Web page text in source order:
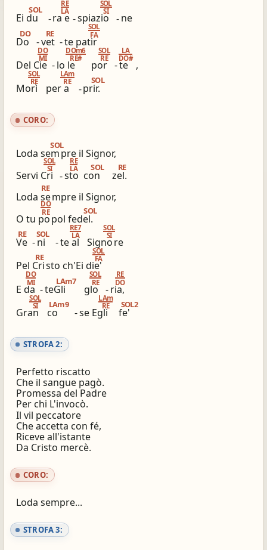
library_books
Simili altri innari
ios_share
Ei du
SOL
-ra e
RE
LA
-spiazio
SOL
SI
-ne
Do
DO
-vet
RE
-te patir
SOL
FA
Del Cie
DO
MI
-lo le
DOm6
RE#
por
SOL
RE
-te
LA
DO#
,
Morì
SOL
RE
per a
LAm
RE
-prir.
SOL
CORO:
Loda sem
SOL
pre il Signor,
Servi Cri
SOL
SI
-sto
RE
LA
con
SOL
zel.
RE
Loda se
RE
mpre il Signor,
O tu po
DO
RE
pol fedel.
SOL
Ve
RE
-ni
SOL
-te al
RE7
LA
Signo
SOL
SI
re
Pel Cri
RE
sto ch'Ei die'
SOL
FA
E da
DO
MI
-teGli
LAm7
glo
SOL
RE
-ria,
RE
DO
Gran
SOL
SI
co
LAm9
-se Egli
LAm
RE
fe'
SOL2
STROFA 2:
Perfetto riscatto
Che il sangue pagò.
Promessa del Padre
Per chi L'invocò.
Il vil peccatore
Che accetta con fé,
Riceve all'istante
Da Cristo mercè.
CORO:
Loda sempre...
STROFA 3: